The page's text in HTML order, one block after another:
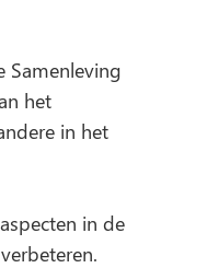
Samenleving
het
in het
in de